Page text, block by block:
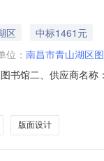
区
中标1461元
位： 南昌市青山湖区
书馆二、供应商名
概况：七、其它事项
版面设计